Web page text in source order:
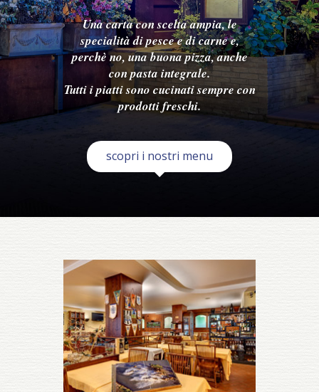
Una carta con scelta ampia, le
specialità di pesce e di carne e,
perchè no, una buona pizza, anche
con pasta integrale.
Tutti i piatti sono cucinati sempre con
prodotti freschi.
scopri i nostri menu